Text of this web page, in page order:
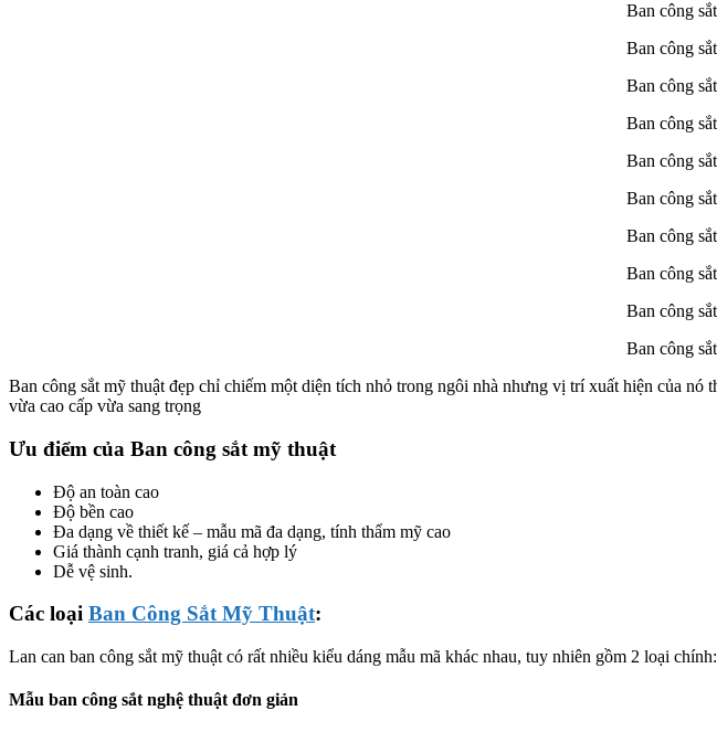
Ban công
Ban công
Ban công
Ban công
Ban công
Ban công
Ban công
Ban công
Ban công
Ban công
Ban công sắt mỹ thuật đẹp chỉ chiếm một diện tích nhỏ trong ngôi nhà nhưng vị trí xuất hiện của
vừa cao cấp vừa sang trọng
Ưu điểm của Ban công sắt mỹ thuật
Độ an toàn cao
Độ bền cao
Đa dạng về thiết kế – mẫu mã đa dạng, tính thẩm mỹ cao
Giá thành cạnh tranh, giá cả hợp lý
Dễ vệ sinh.
Các loại Ban Công Sắt Mỹ Thuật:
Lan can ban công sắt mỹ thuật có rất nhiều kiểu dáng mẫu mã khác nhau, tuy nhiên gồm 2 loại chính:
Mẫu ban công sắt nghệ thuật đơn giản